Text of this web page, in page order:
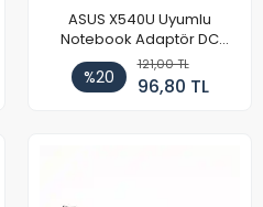
ASUS X540U Uyumlu
Notebook Adaptör DC
Power Kablosu
%20
121,00 TL
96,80 TL